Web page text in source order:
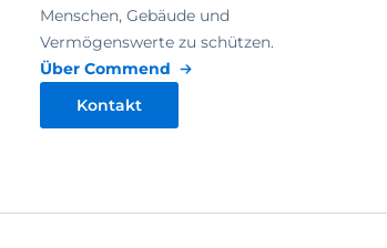
Menschen, Gebäude und
Vermögenswerte zu schützen.
Über Commend
Kontakt